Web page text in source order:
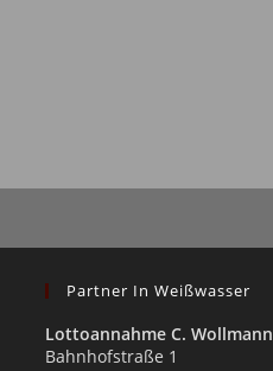
Partner In Weißwasser
Lottoannahme C. Wollmann
Bahnhofstraße 1